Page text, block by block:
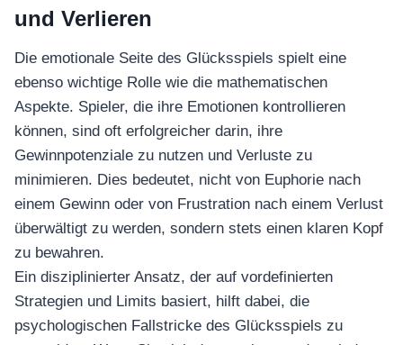
und Verlieren
Die emotionale Seite des Glücksspiels spielt eine
ebenso wichtige Rolle wie die mathematischen
Aspekte. Spieler, die ihre Emotionen kontrollieren
können, sind oft erfolgreicher darin, ihre
Gewinnpotenziale zu nutzen und Verluste zu
minimieren. Dies bedeutet, nicht von Euphorie nach
einem Gewinn oder von Frustration nach einem Verlust
überwältigt zu werden, sondern stets einen klaren Kopf
zu bewahren.
Ein disziplinierter Ansatz, der auf vordefinierten
Strategien und Limits basiert, hilft dabei, die
psychologischen Fallstricke des Glücksspiels zu